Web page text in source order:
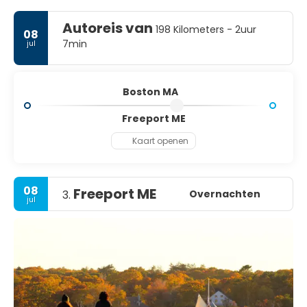
08
jul
Autoreis van 198 Kilometers - 2uur
7min
Boston MA
Freeport ME
Kaart openen
08
jul 3. Freeport ME Overnachten